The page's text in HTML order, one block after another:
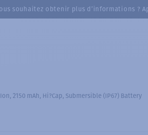
souhaitez obtenir plus d’informations ?
Ion, 2150 mAh, Hi?Cap, Submersible (IP67) Battery